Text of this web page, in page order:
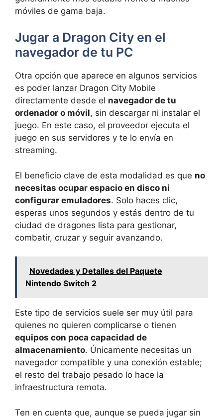
móviles de gama baja.
Jugar a Dragon City en el
navegador de tu PC
Otra opción que aparece en algunos servicios
es poder lanzar Dragon City Mobile
directamente desde el navegador de tu
ordenador o móvil, sin descargar ni instalar el
juego. En este caso, el proveedor ejecuta el
juego en sus servidores y te lo envía en
streaming.
El beneficio clave de esta modalidad es que no
necesitas ocupar espacio en disco ni
configurar emuladores. Solo haces clic,
esperas unos segundos y estás dentro de tu
ciudad de dragones lista para gestionar,
combatir, cruzar y seguir avanzando.
Novedades y Detalles del Paquete
Nintendo Switch 2
Este tipo de servicios suele ser muy útil para
quienes no quieren complicarse o tienen
equipos con poca capacidad de
almacenamiento. Únicamente necesitas un
navegador compatible y una conexión estable;
el resto del trabajo pesado lo hace la
infraestructura remota.
Ten en cuenta que, aunque se pueda jugar sin